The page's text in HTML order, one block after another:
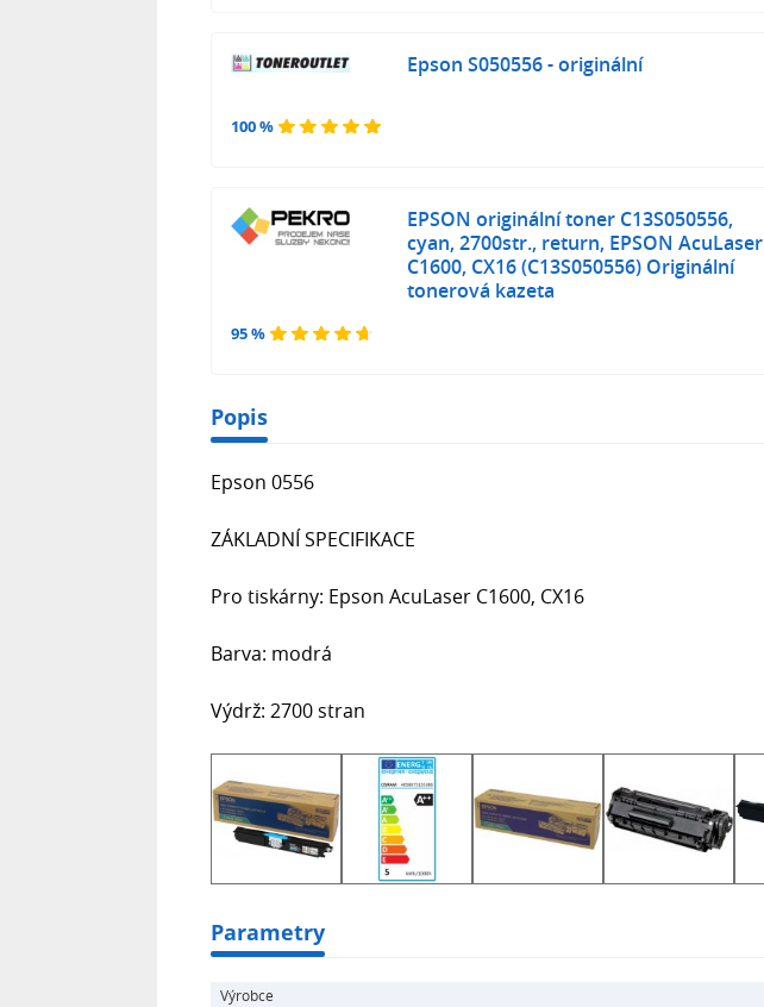
100 %
Epson S050556 - originální
95 %
EPSON originální toner C13S050556,
cyan, 2700str., return, EPSON AcuLaser
C1600, CX16 (C13S050556) Originální
tonerová kazeta
Popis
Epson 0556
ZÁKLADNÍ SPECIFIKACE
Pro tiskárny: Epson AcuLaser C1600, CX16
Barva: modrá
Výdrž: 2700 stran
Parametry
Výrobce